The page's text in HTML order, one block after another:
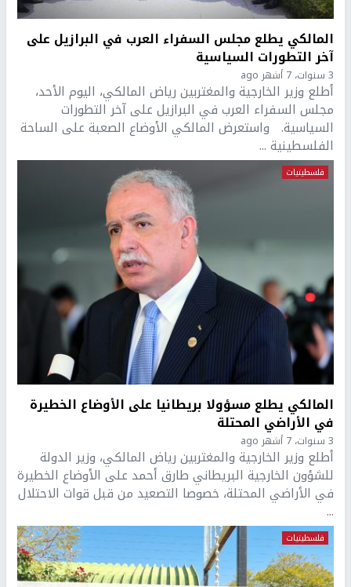
المالكي يطلع مجلس السفراء العرب في البرازيل على
آخر التطورات السياسية
3 سنوات، 7 أشهر ago
أطلع وزير الخارجية والمغتربين رياض المالكي، اليوم الأحد،
مجلس السفراء العرب في البرازيل على آخر التطورات
السياسية. واستعرض المالكي الأوضاع الصعبة على الساحة
الفلسطينية ...
فلسطينيات
المالكي يطلع مسؤولا بريطانيا على الأوضاع الخطيرة
في الأراضي المحتلة
3 سنوات، 7 أشهر ago
أطلع وزير الخارجية والمغتربين رياض المالكي، وزير الدولة
للشؤون الخارجية البريطاني طارق أحمد على الأوضاع الخطيرة
في الأراضي المحتلة، خصوصا التصعيد من قبل قوات الاحتلال
...
فلسطينيات